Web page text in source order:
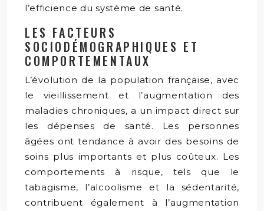
l’efficience du système de santé.
LES FACTEURS
SOCIODÉMOGRAPHIQUES ET
COMPORTEMENTAUX
L’évolution de la population française, avec
le vieillissement et l’augmentation des
maladies chroniques, a un impact direct sur
les dépenses de santé. Les personnes
âgées ont tendance à avoir des besoins de
soins plus importants et plus coûteux. Les
comportements à risque, tels que le
tabagisme, l’alcoolisme et la sédentarité,
contribuent également à l’augmentation